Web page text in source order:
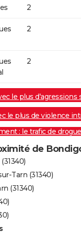
2
2
2
le plus d'agressions
le plus de violence
: le trafic de
de
Tarn (31340)
(31340)